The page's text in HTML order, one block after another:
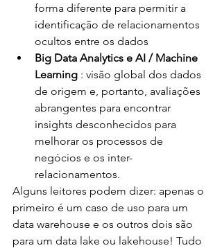
forma diferente para permitir a
identificação de relacionamentos
ocultos entre os dados
Big Data Analytics e AI / Machine
Learning : visão global dos dados
de origem e, portanto, avaliações
abrangentes para encontrar
insights desconhecidos para
melhorar os processos de
negócios e os inter-
relacionamentos.
Alguns leitores podem dizer: apenas o
primeiro é um caso de uso para um
data warehouse e os outros dois são
para um data lake ou lakehouse! Tudo